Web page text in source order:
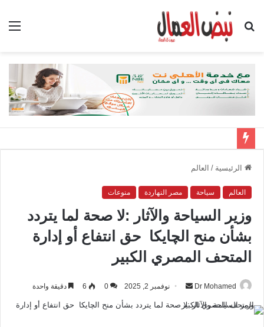
بحث
الرئيسية / العالم
العالم سياحة مصر النهاردة منوعات
وزير السياحة والآثار :لا صحة لما يتردد
بشأن منح الچايكا حق انتفاع أو إدارة
المتحف المصري الكبير
Dr Mohamed نوفمبر 2, 2025 0
6 دقيقة واحدة